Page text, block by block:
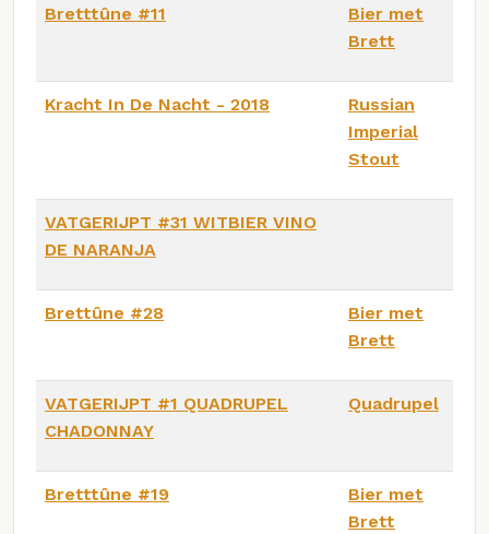
Bretttûne #11
Bier met
Brett
Kracht In De Nacht - 2018
Russian
Imperial
Stout
VATGERIJPT #31 WITBIER VINO
DE NARANJA
Brettûne #28
Bier met
Brett
VATGERIJPT #1 QUADRUPEL
CHADONNAY
Quadrupel
Bretttûne #19
Bier met
Brett